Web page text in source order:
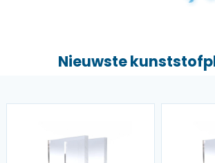
Nieuwste